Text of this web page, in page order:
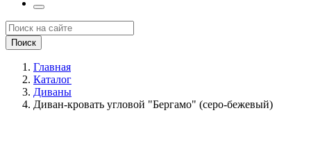
Поиск
Главная
Каталог
Диваны
Диван-кровать угловой "Бергамо" (серо-бежевый)